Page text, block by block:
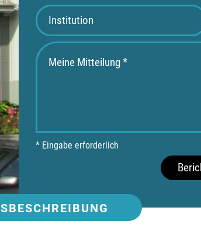
* Eingabe erforderlich
SBESCHREIBUNG